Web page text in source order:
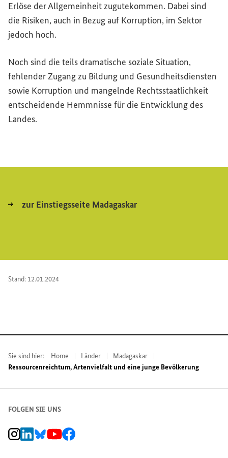
Erlöse der Allgemeinheit zugutekommen. Dabei sind
die Risiken, auch in Bezug auf Korruption, im Sektor
jedoch hoch.
Noch sind die teils dramatische soziale Situation,
fehlender Zugang zu Bildung und Gesundheitsdiensten
sowie Korruption und mangelnde Rechtsstaatlichkeit
entscheidende Hemmnisse für die Entwicklung des
Landes.
zur Einstiegsseite Madagaskar
Stand: 12.01.2024
Sie sind hier: Home Länder
Madagaskar
Ressourcenreichtum, Artenvielfalt und eine junge Bevölkerung
FOLGEN SIE UNS
BMZ Instagram-Kanal, Externer Link
BMZ LinkedIn Unternehmensseite, Externer Link
BMZ Bluesky-Seite, Externer Link
BMZ Youtube-Kanal, Externer Link
BMZ Facebook-Seite, Externer Link